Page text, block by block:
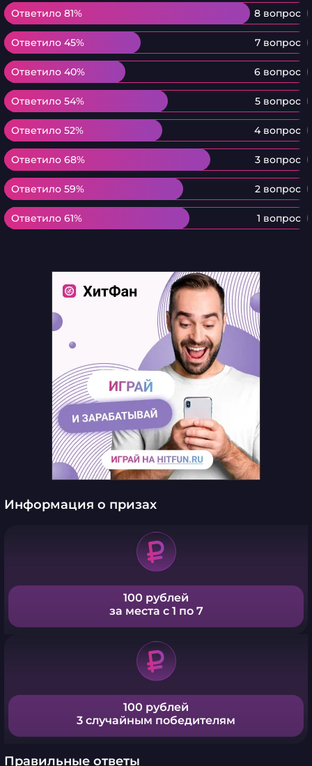
Ответило 81% 8 вопрос
Ответило 81%
Ответило 45% 7 вопрос
Ответило 45%
Ответило 40% 6 вопрос
Ответило 40%
Ответило 54% 5 вопрос
Ответило 54%
Ответило 52% 4 вопрос
Ответило 52%
Ответило 68% 3 вопрос
Ответило 68%
Ответило 59% 2 вопрос
Ответило 59%
Ответило 61% 1 вопрос
Ответило 61%
Информация о призах
100 рублей
за места с 1 по 7
100 рублей
3 случайным победителям
Правильные ответы